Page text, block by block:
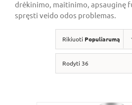
drėkinimo, maitinimo, apsauginę
spręsti veido odos problemas.
Rikiuoti Populiarumą
Rodyti 36